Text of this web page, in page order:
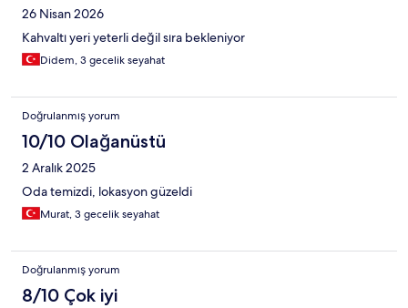
26 Nisan 2026
Kahvaltı yeri yeterli değil sıra bekleniyor
Didem, 3 gecelik seyahat
Doğrulanmış yorum
10/10 Olağanüstü
2 Aralık 2025
Oda temizdi, lokasyon güzeldi
Murat, 3 gecelik seyahat
Doğrulanmış yorum
8/10 Çok iyi